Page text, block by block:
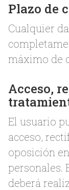
Plazo de
Cualquier
máximo de
Acceso,
El usuario
acceso,
oposición
personales.
deberá